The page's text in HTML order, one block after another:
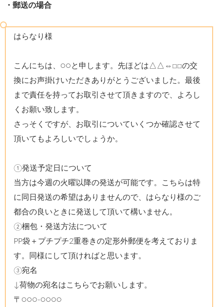
・郵送の場合
はらなり様
こんにちは、○○と申します。先ほどは△△⇔□□の交
換にお声掛けいただきありがとうございました。最後
まで責任を持ってお取引させて頂きますので、よろし
くお願い致します。
さっそくですが、お取引についていくつか確認させて
頂いてもよろしいでしょうか。
①発送予定日について
当方は今週の火曜以降の発送が可能です。こちらは特
に同日発送の希望はありませんので、はらなり様のご
都合の良いときに発送して頂いて構いません。
②梱包・発送方法について
PP袋＋プチプチ2重巻きの定形外郵便を考えておりま
す。同様にして頂ければと思います。
③宛名
↓荷物の宛名はこちらでお願いします。
〒○○○-○○○○